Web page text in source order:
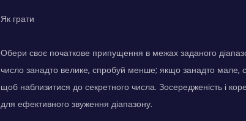
Як грати
Обери своє початкове припущення в межах заданого
число занадто велике, спробуй менше; якщо занадто мале,
щоб наблизитися до секретного числа. Зосередженість і
для ефективного звуження діапазону.